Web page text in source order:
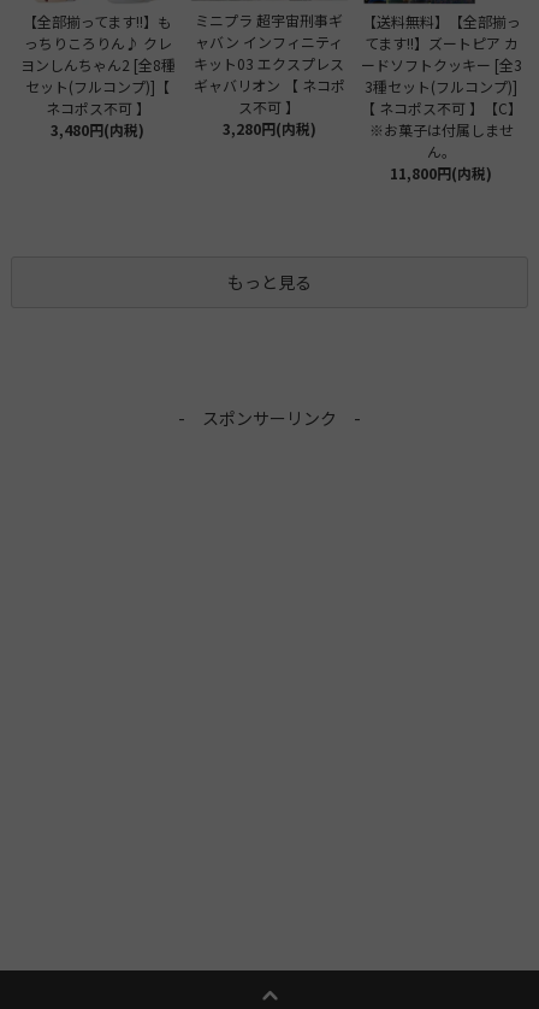
【全部揃ってます!!】も
っちりころりん♪ クレ
ヨンしんちゃん2 [全8種
セット(フルコンプ)]【
ネコポス不可 】
3,480円(内税)
ミニプラ 超宇宙刑事ギ
ャバン インフィニティ
キット03 エクスプレス
ギャバリオン 【 ネコポ
ス不可 】
3,280円(内税)
【送料無料】【全部揃っ
てます!!】ズートピア カ
ードソフトクッキー [全3
3種セット(フルコンプ)]
【 ネコポス不可 】【C】
※お菓子は付属しませ
ん。
11,800円(内税)
もっと見る
- スポンサーリンク -